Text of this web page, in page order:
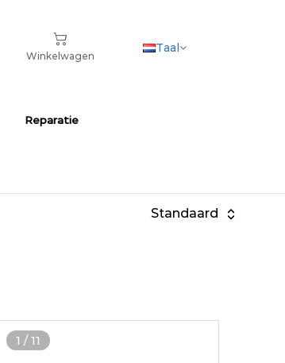
Winkelwagen
Taal
Reparatie
Standaard
1 / 11